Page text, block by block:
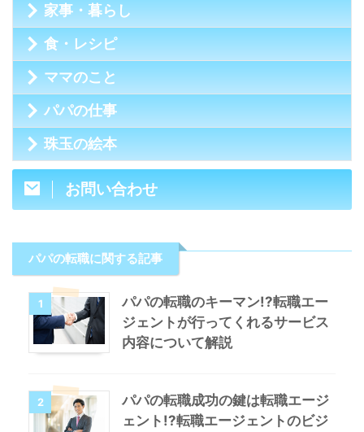
家事・暮らし
食・レシピ
ママのこと
パパの仕事
珠玉の絵本
お問い合わせ
パパの転職に関する記事
1
パパの転職のキーマン!?転職エー
ジェントが行ってくれるサービス
内容について解説
2
パパの転職成功の鍵は転職エージ
ェント!?転職エージェントのビジ